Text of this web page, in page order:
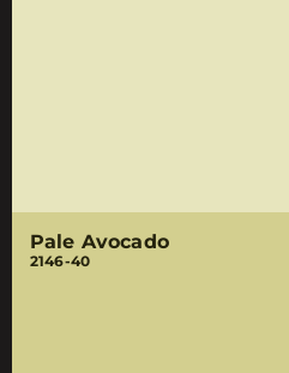
Pale Avocado
2146-40